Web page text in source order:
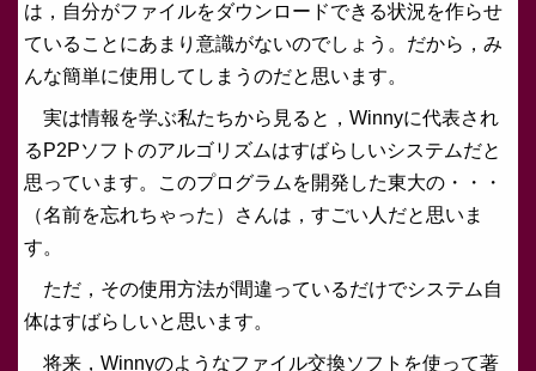
は，自分がファイルをダウンロードできる状況を作らせ
ていることにあまり意識がないのでしょう。だから，み
んな簡単に使用してしまうのだと思います。
実は情報を学ぶ私たちから見ると，Winnyに代表され
るP2Pソフトのアルゴリズムはすばらしいシステムだと
思っています。このプログラムを開発した東大の・・・
（名前を忘れちゃった）さんは，すごい人だと思いま
す。
ただ，その使用方法が間違っているだけでシステム自
体はすばらしいと思います。
将来，Winnyのようなファイル交換ソフトを使って著